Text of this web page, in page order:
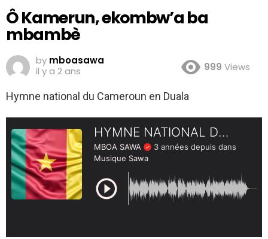
Ô Kamerun, ekombw’a ba
mbambè
by mboasawa
il y a 2 ans
999 Views
Hymne national du Cameroun en Duala